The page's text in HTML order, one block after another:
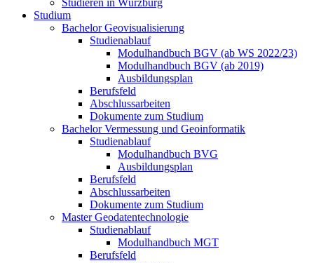
Studieren in Würzburg
Studium
Bachelor Geovisualisierung
Studienablauf
Modulhandbuch BGV (ab WS 2022/23)
Modulhandbuch BGV (ab 2019)
Ausbildungsplan
Berufsfeld
Abschlussarbeiten
Dokumente zum Studium
Bachelor Vermessung und Geoinformatik
Studienablauf
Modulhandbuch BVG
Ausbildungsplan
Berufsfeld
Abschlussarbeiten
Dokumente zum Studium
Master Geodatentechnologie
Studienablauf
Modulhandbuch MGT
Berufsfeld